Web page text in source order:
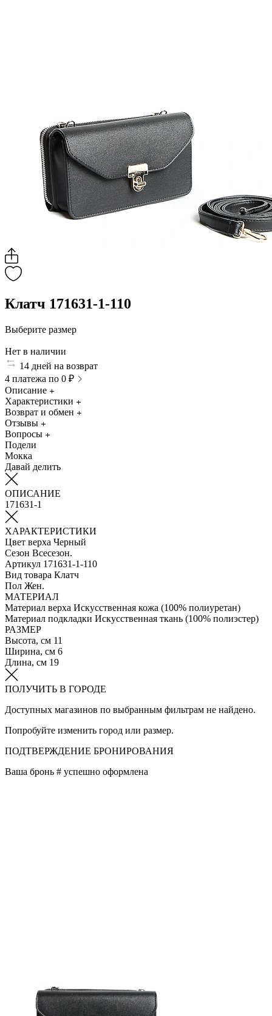
Клатч 171631-1-110
Выберите размер
Нет в наличии
14 дней на возврат
4 платежа по 0 ₽
Описание
Характеристики
Возврат и обмен
Отзывы
Вопросы
Подели
Мокка
Давай делить
ОПИСАНИЕ
171631-1
ХАРАКТЕРИСТИКИ
Цвет верха Черный
Сезон Всесезон.
Артикул 171631-1-110
Вид товара Клатч
Пол Жен.
МАТЕРИАЛ
Материал верха Искусственная кожа (100% полиуретан)
Материал подкладки Искуcственная ткань (100% полиэстер)
РАЗМЕР
Высота, см 11
Ширина, см 6
Длина, см 19
ПОЛУЧИТЬ В ГОРОДЕ
Доступных магазинов по выбранным фильтрам не найдено.
Попробуйте изменить город или размер.
ПОДТВЕРЖДЕНИЕ БРОНИРОВАНИЯ
Ваша бронь # успешно оформлена